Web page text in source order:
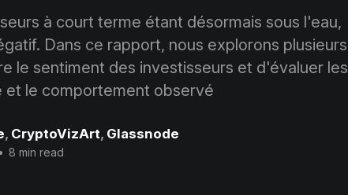
à court terme étant désormais sous l'eau,
Dans ce rapport, nous explorons plusieurs
le sentiment des investisseurs et d'évaluer les
et le comportement observé
, CryptoVizArt, Glassnode
• 8 min read